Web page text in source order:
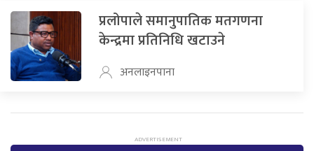
प्रलोपाले समानुपातिक मतगणना
केन्द्रमा प्रतिनिधि खटाउने
अनलाइनपाना